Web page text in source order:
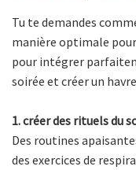
Tu te demandes
manière optimale
pour intégrer
soirée et créer un
1. créer des rituels du
Des routines
des exercices de